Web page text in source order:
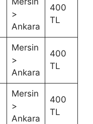
>
Ankara
400
TL
Mersin
>
Ankara
400
TL
Mersin
>
Ankara
400
TL